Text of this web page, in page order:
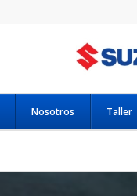
Nosotros Taller